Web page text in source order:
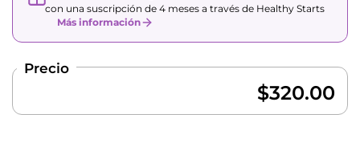
con una suscripción de 4 meses a través de Healthy Starts
Más información
Precio
$320.00